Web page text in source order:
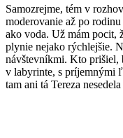
Samozrejme, tém v
moderovanie až po
ako voda. Už mám pocit,
plynie nejako rýchlejšie.
návštevníkmi. Kto prišiel,
v labyrinte, s príjemnými
tam ani tá Tereza